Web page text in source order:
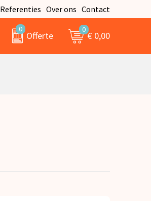
Referenties Over ons Contact
0
Offerte
0
€ 0,00